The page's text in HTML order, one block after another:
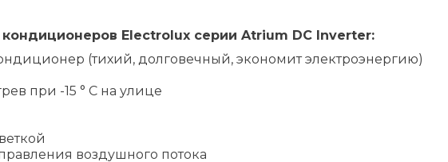
Electrolux серии Atrium DC Inverter:
(тихий, долговечный, экономит электроэнергию)
при -15 ° C на улице
воздушного потока